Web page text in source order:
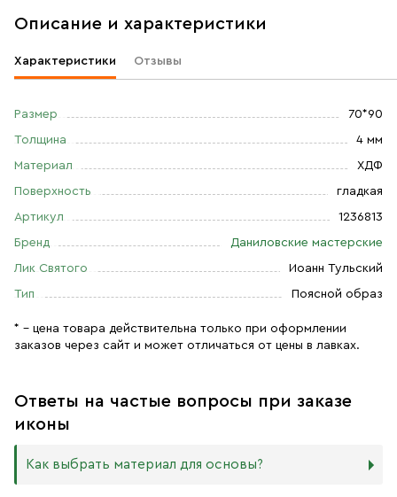
Описание и характеристики
Характеристики Отзывы
Размер 70*90
Толщина 4 мм
Материал ХДФ
Поверхность гладкая
Артикул 1236813
Бренд Даниловские мастерские
Лик Святого Иоанн Тульский
Тип Поясной образ
* – цена товара действительна только при оформлении
заказов через сайт и может отличаться от цены в лавках.
Ответы на частые вопросы при заказе
иконы
Как выбрать материал для основы?